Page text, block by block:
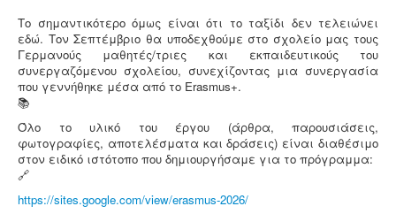
Το σημαντικότερο όμως είναι ότι το ταξίδι δεν τελειώνει
εδώ. Τον Σεπτέμβριο θα υποδεχθούμε στο σχολείο μας τους
Γερμανούς μαθητές/τριες και εκπαιδευτικούς του
συνεργαζόμενου σχολείου, συνεχίζοντας μια συνεργασία
που γεννήθηκε μέσα από το Erasmus+.
Όλο το υλικό του έργου (άρθρα, παρουσιάσεις,
φωτογραφίες, αποτελέσματα και δράσεις) είναι διαθέσιμο
στον ειδικό ιστότοπο που δημιουργήσαμε για το πρόγραμμα:
https://sites.google.com/view/erasmus-2026/